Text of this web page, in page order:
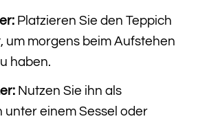
Platzieren Sie den Teppich
um morgens beim Aufstehen
haben.
Nutzen Sie ihn als
unter einem Sessel oder